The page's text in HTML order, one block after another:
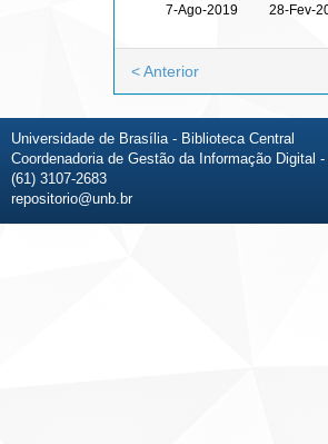
7-Ago-2019 28-Fev-
< Anterior
Universidade de Brasília - Biblioteca Central
Coordenadoria de Gestão da Informação Digital
(61) 3107-2683
repositorio@unb.br